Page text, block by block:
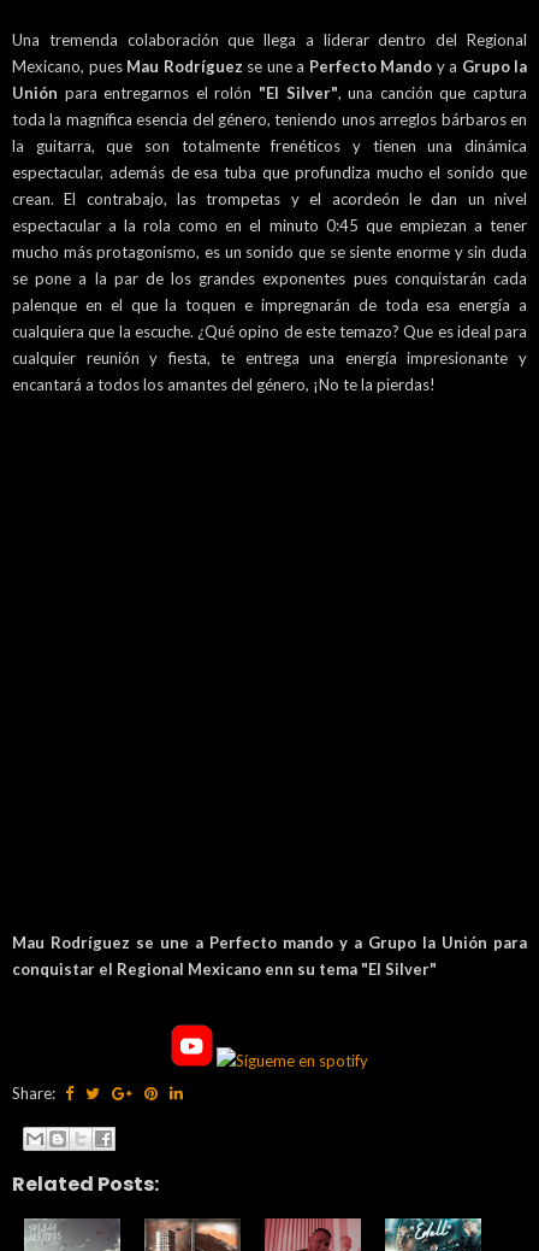
Una tremenda colaboración que llega a liderar dentro del Regional
Mexicano, pues Mau Rodríguez se une a Perfecto Mando y a Grupo la
Unión para entregarnos el rolón "El Silver", una canción que captura
toda la magnífica esencia del género, teniendo unos arreglos bárbaros en
la guitarra, que son totalmente frenéticos y tienen una dinámica
espectacular, además de esa tuba que profundiza mucho el sonido que
crean. El contrabajo, las trompetas y el acordeón le dan un nivel
espectacular a la rola como en el minuto 0:45 que empiezan a tener
mucho más protagonismo, es un sonido que se siente enorme y sin duda
se pone a la par de los grandes exponentes pues conquistarán cada
palenque en el que la toquen e impregnarán de toda esa energía a
cualquiera que la escuche. ¿Qué opino de este temazo? Que es ideal para
cualquier reunión y fiesta, te entrega una energía impresionante y
encantará a todos los amantes del género, ¡No te la pierdas!
Mau Rodríguez se une a Perfecto mando y a Grupo la Unión para
conquistar el Regional Mexicano enn su tema "El Silver"
Share:
Related Posts: